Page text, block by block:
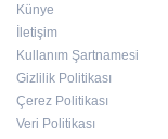
Künye
İletişim
Kullanım Şartnamesi
Gizlilik Politikası
Çerez Politikası
Veri Politikası